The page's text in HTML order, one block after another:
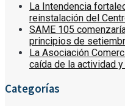
La Intendencia
reinstalación del
SAME 105
principios de
La Asociación
caída de la actividad
Categorías